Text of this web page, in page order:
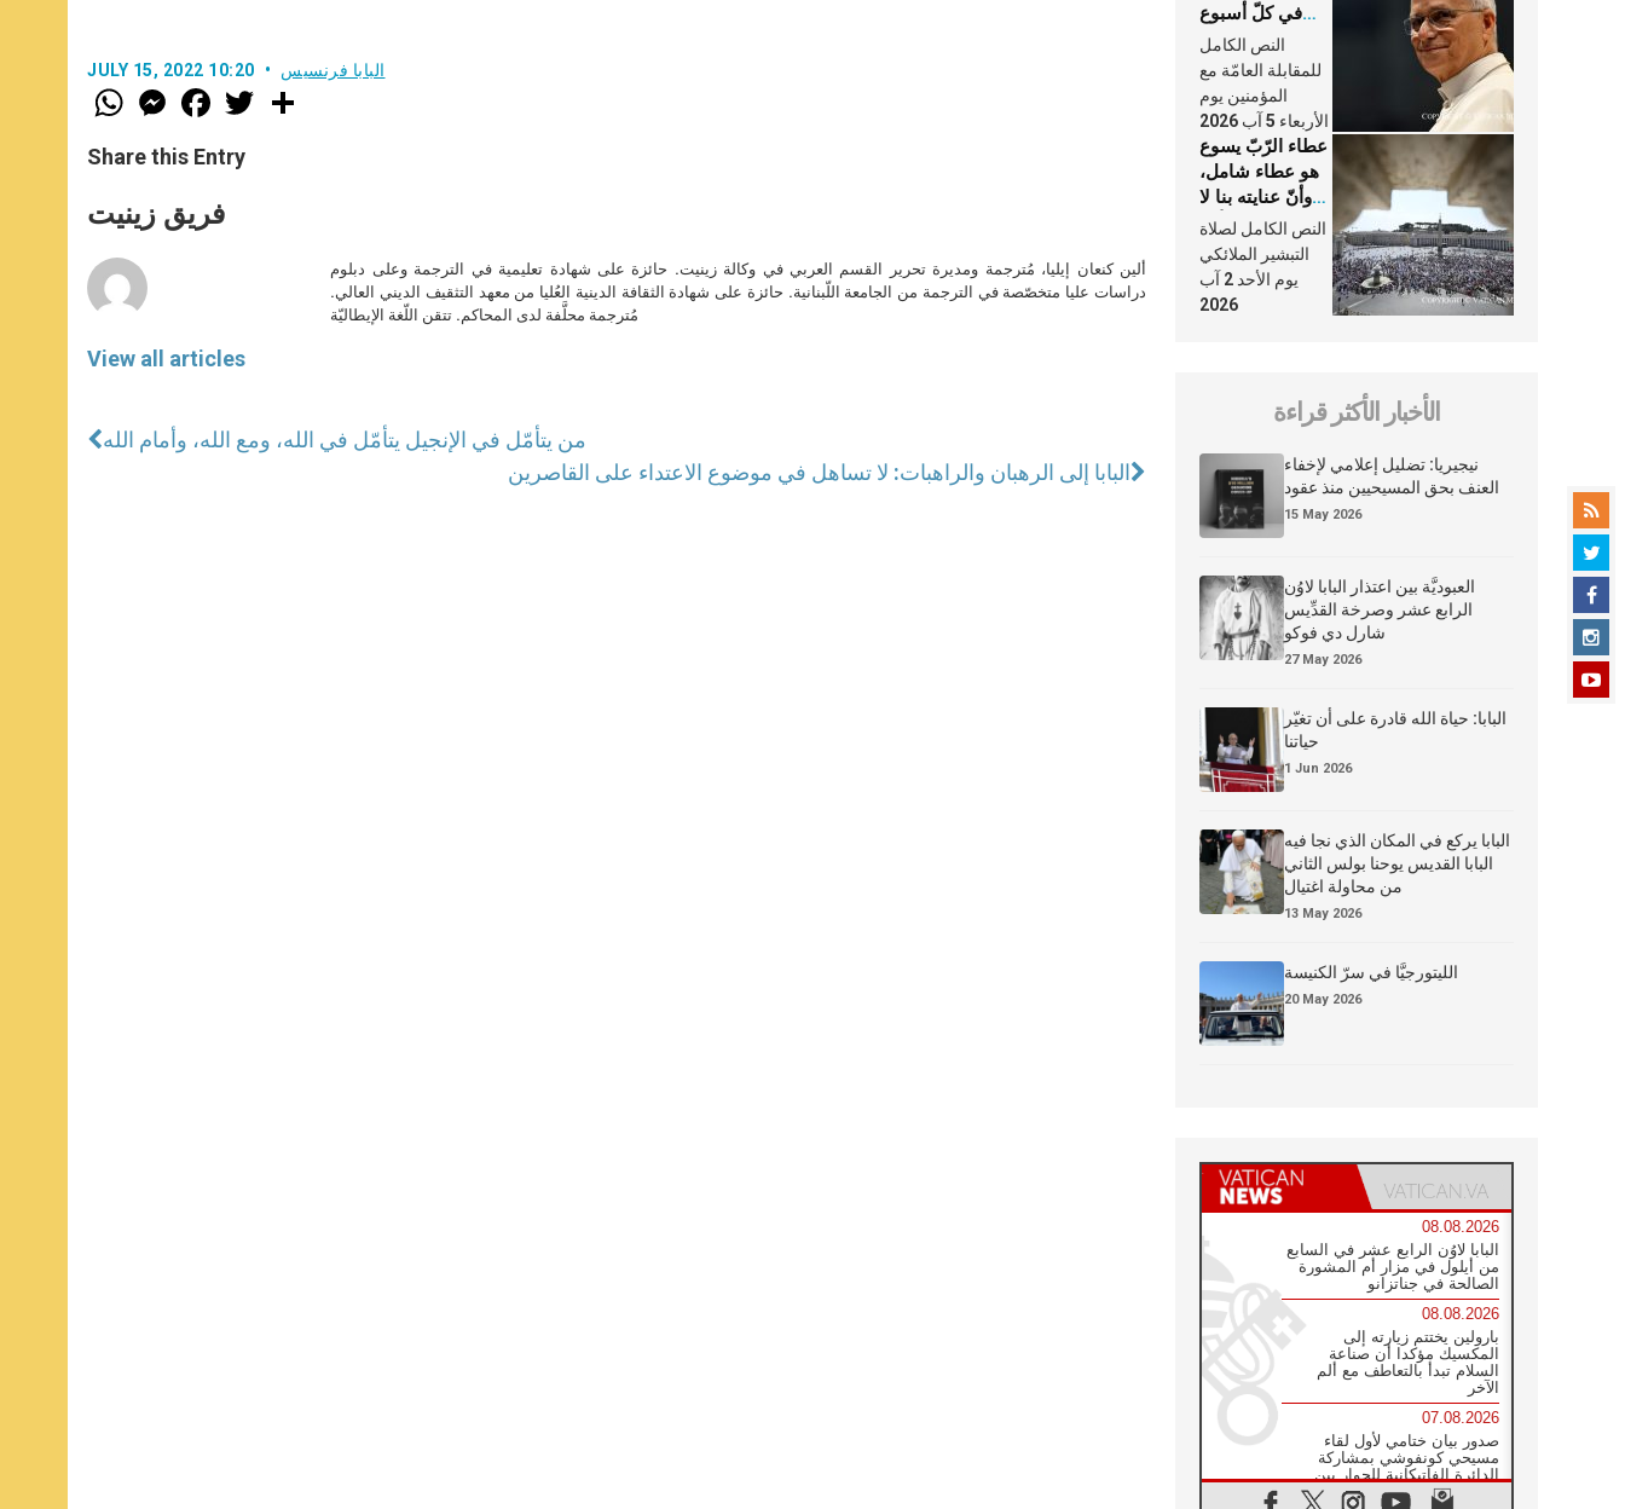
JULY 15, 2022 10:20 البابا فرنسيس
W
h
t
s
p
p
M
e
s
e
g
e
F
a
e
b
o
k
w
Share this Entry
فريق زينيت
View all articles
ألين كنعان إيليا، مُترجمة ومديرة تحرير القسم العربي في وكالة زينيت. حائزة على شهادة تعليمية في الترجمة وعلى دبلوم
دراسات عليا متخصّصة في الترجمة من الجامعة اللّبنانية. حائزة على شهادة الثقافة الدينية العُليا من معهد التثقيف الديني العالي.
مُترجمة محلَّفة لدى المحاكم. تتقن اللّغة الإيطاليّة
من يتأمّل في الإنجيل يتأمّل في الله، ومع الله، وأمام الله
البابا إلى الرهبان والراهبات: لا تساهل في موضوع الاعتداء على القاصرين
في كلّ أسبوع
وكلّ يوم، هما
النَّفَس في حياة
الكنيسة
النص الكامل
للمقابلة العامّة مع
المؤمنين يوم
الأربعاء 5 آب 2026
عطاء الرّبّ يسوع
هو عطاء شامل،
وأنّ عنايته بنا لا
تغيب عنّا أبدًا
النص الكامل لصلاة
التبشير الملائكي
يوم الأحد 2 آب
2026
الأخبار الأكثر قراءة
نيجيريا: تضليل إعلامي لإخفاء
العنف بحق المسيحيين منذ عقود
15 May 2026
العبوديَّة بين اعتذار البابا لاوُن
الرابع عشر وصرخة القدِّيس
شارل دي فوكو
27 May 2026
البابا: حياة الله قادرة على أن تغيّر
حياتنا
1 Jun 2026
البابا يركع في المكان الذي نجا فيه
البابا القديس يوحنا بولس الثاني
من محاولة اغتيال
13 May 2026
الليتورجيَّا في سرّ الكنيسة
20 May 2026
08.08.2026
البابا لاوُن الرابع عشر في السابع
من أيلول في مزار أم المشورة
الصالحة في جناتزانو
08.08.2026
بارولين يختتم زيارته إلى
المكسيك مؤكدا أن صناعة
السلام تبدأ بالتعاطف مع ألم
الآخر
07.08.2026
صدور بيان ختامي لأول لقاء
مسيحي كونفوشي بمشاركة
الدائرة الفاتيكانية للحوار بين